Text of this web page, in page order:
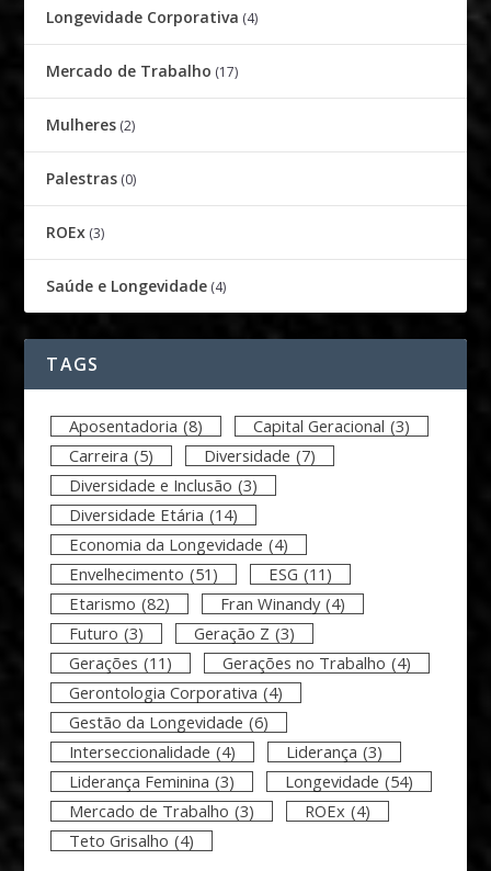
Longevidade Corporativa (4)
Mercado de Trabalho (17)
Mulheres (2)
Palestras (0)
ROEx (3)
Saúde e Longevidade (4)
TAGS
Aposentadoria (8) Capital Geracional (3)
Carreira (5) Diversidade (7)
Diversidade e Inclusão (3)
Diversidade Etária (14)
Economia da Longevidade (4)
Envelhecimento (51) ESG (11)
Etarismo (82) Fran Winandy (4)
Futuro (3) Geração Z (3)
Gerações (11) Gerações no Trabalho (4)
Gerontologia Corporativa (4)
Gestão da Longevidade (6)
Interseccionalidade (4) Liderança (3)
Liderança Feminina (3) Longevidade (54)
Mercado de Trabalho (3) ROEx (4)
Teto Grisalho (4)